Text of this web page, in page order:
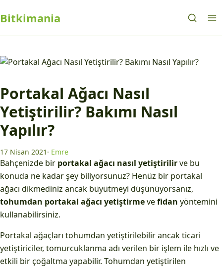
Bitkimania
Portakal Ağacı Nasıl
Yetiştirilir? Bakımı Nasıl
Yapılır?
17 Nisan 2021 · Emre
Bahçenizde bir portakal ağacı nasıl yetiştirilirve bu
konuda ne kadar şey biliyorsunuz? Henüz bir portakal
ağacı dikmediniz ancak büyütmeyi düşünüyorsanız,
tohumdan portakal ağacı yetiştirmevefidan yöntemini
kullanabilirsiniz.
Portakal ağaçları tohumdan yetiştirilebilir ancak ticari
yetiştiriciler, tomurcuklanma adı verilen bir işlem ile hızlı ve
etkili bir çoğaltma yapabilir. Tohumdan yetiştirilen